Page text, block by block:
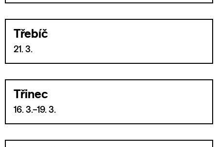
Třebíč
21. 3.
Třinec
16. 3.–19. 3.